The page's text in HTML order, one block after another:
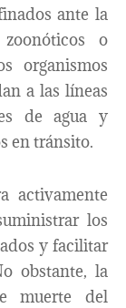
ante la
o
organismos
a las líneas
de agua y
en tránsito.
activamente
los
y facilitar
obstante, la
muerte del